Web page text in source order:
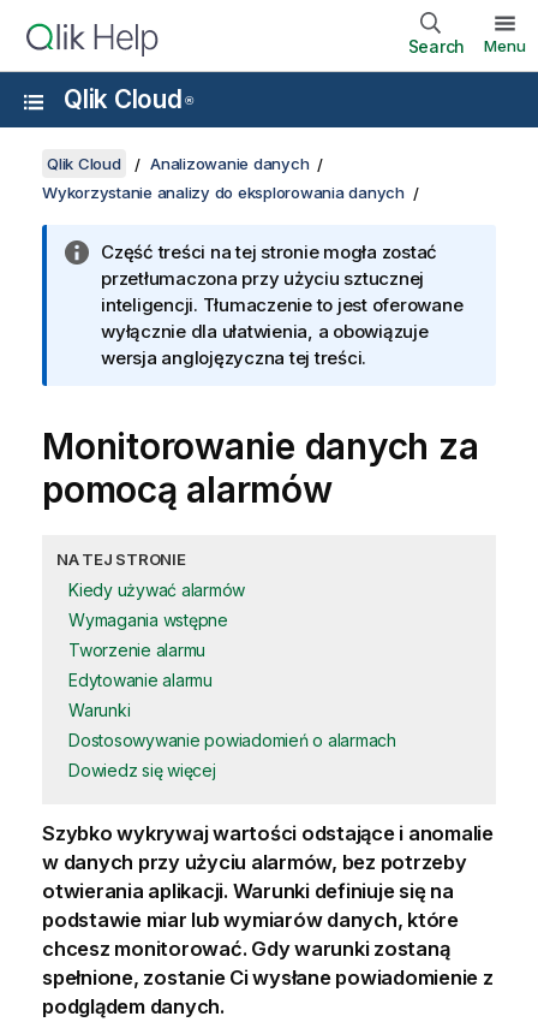
Search Menu
Qlik Cloud ®
Qlik Cloud
Analizowanie danych
Wykorzystanie analizy do eksplorowania danych
Część treści na tej stronie mogła zostać
przetłumaczona przy użyciu sztucznej
inteligencji. Tłumaczenie to jest oferowane
wyłącznie dla ułatwienia, a obowiązuje
wersja anglojęzyczna tej treści.
Monitorowanie danych za
pomocą alarmów
NA TEJ STRONIE
Kiedy używać alarmów
Wymagania wstępne
Tworzenie alarmu
Edytowanie alarmu
Warunki
Dostosowywanie powiadomień o alarmach
Dowiedz się więcej
Szybko wykrywaj wartości odstające i anomalie
w danych przy użyciu alarmów, bez potrzeby
otwierania aplikacji. Warunki definiuje się na
podstawie miar lubwymiarówdanych, które
chcesz monitorować. Gdy warunki zostaną
spełnione, zostanie Ci wysłane powiadomienie z
podglądem danych.